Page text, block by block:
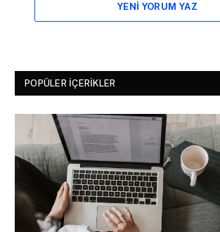
YENI YORUM YAZ
POPÜLER İÇERIKLER